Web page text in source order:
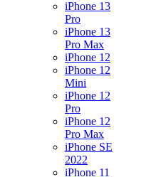
iPhone 13
Pro
iPhone 13
Pro Max
iPhone 12
iPhone 12
Mini
iPhone 12
Pro
iPhone 12
Pro Max
iPhone SE
2022
iPhone 11